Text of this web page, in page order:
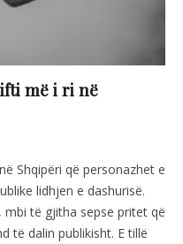
më i ri në
Shqipëri që personazhet e
lidhjen e dashurisë.
të gjitha sepse pritet që
të dalin publikisht. E tillë